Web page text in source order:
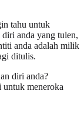
tahu untuk
anda yang tulen,
anda adalah milik
ditulis.
diri anda?
untuk meneroka